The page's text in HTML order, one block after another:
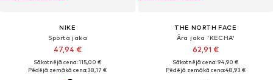
NIKE
Sporta jaka
47,94 €
Sākotnējā cena: 115,00 €
Pēdējā zemākā cena:38,17 €
THE NORTH FACE
Āra jaka 'KECHA'
62,91 €
Sākotnējā cena: 94,90 €
Pēdējā zemākā cena:48,93 €